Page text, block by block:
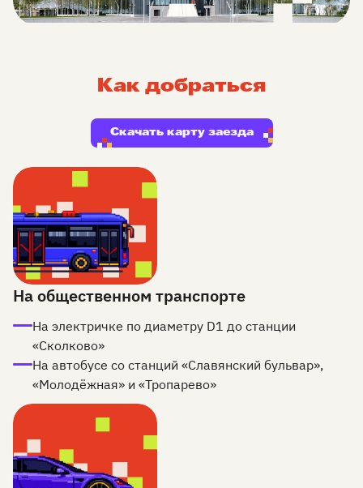
Как добраться
Скачать карту заезда
На общественном транспорте
На электричке по диаметру D1 до станции
«Сколково»
На автобусе со станций «Славянский бульвар»,
«Молодёжная» и «Тропарево»